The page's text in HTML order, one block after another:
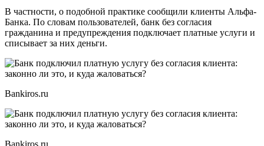
В частности, о подобной практике сообщили клиенты Альфа-
Банка. По словам пользователей, банк без согласия
гражданина и предупреждения подключает платные услуги и
списывает за них деньги.
Bankiros.ru